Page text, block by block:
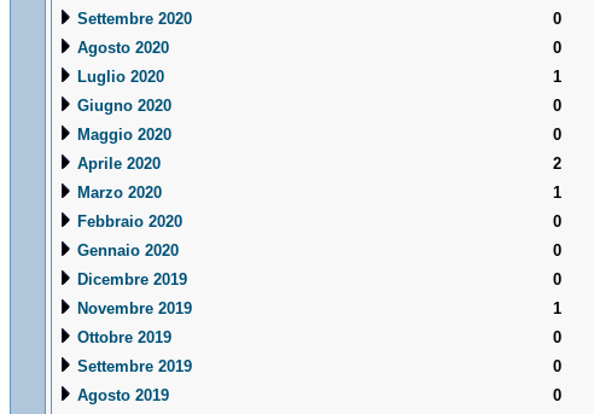
Settembre 2020
0
Agosto 2020
0
Luglio 2020
1
Giugno 2020
0
Maggio 2020
0
Aprile 2020
2
Marzo 2020
1
Febbraio 2020
0
Gennaio 2020
0
Dicembre 2019
0
Novembre 2019
1
Ottobre 2019
0
Settembre 2019
0
Agosto 2019
0